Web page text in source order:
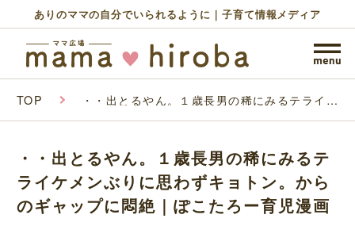
ありのママの自分でいられるように｜子育て情報メディア
TOP ・・出とるやん。１歳長男の稀にみるテライケ
悶絶｜ぽこたろー育児漫画
・・出とるやん。１歳長男の稀にみるテ
ライケメンぶりに思わずキョトン。から
のギャップに悶絶｜ぽこたろー育児漫画